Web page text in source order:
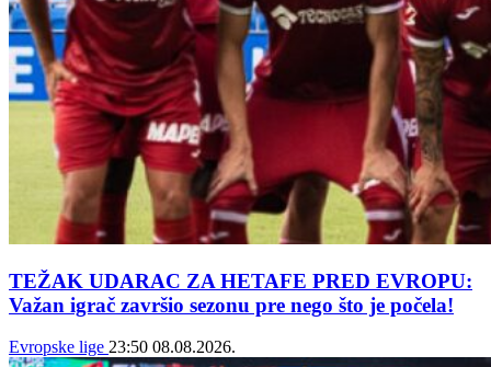
TEŽAK UDARAC ZA HETAFE PRED EVROPU:
Važan igrač završio sezonu pre nego što je počela!
Evropske lige 23:50 08.08.2026.